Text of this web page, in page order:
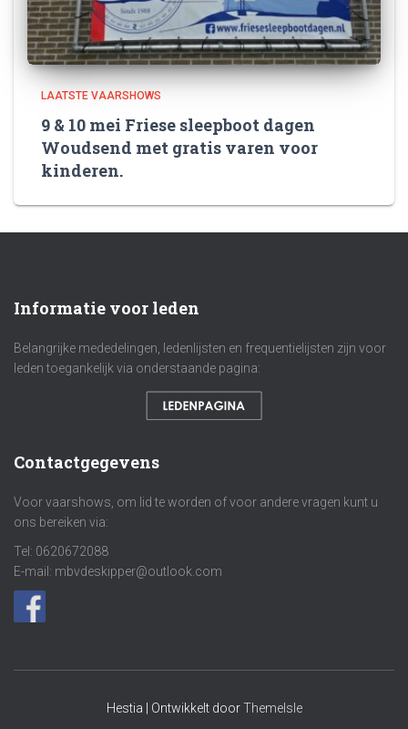
LAATSTE VAARSHOWS
9 & 10 mei Friese sleepboot dagen
Woudsend met gratis varen voor
kinderen.
Informatie voor leden
Belangrijke mededelingen, ledenlijsten en frequentielijsten zijn voor
leden toegankelijk via onderstaande pagina:
Contactgegevens
Voor vaarshows, om lid te worden of voor andere vragen kunt u
ons bereiken via:
Tel: 0620672088
E-mail: mbvdeskipper@outlook.com
Hestia | Ontwikkelt doorThemeIsle